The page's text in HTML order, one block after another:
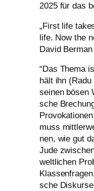
2025 für das
„First life
life. Now the
David Berman
“ Das Thema
hält ihn
sei­nen bösen
sche
muss
nen, wie gut
Jude
welt­li­chen
sche